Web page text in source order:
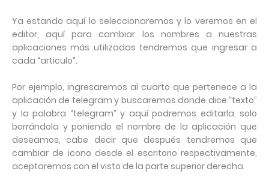
Ya estando aquí lo seleccionaremos y lo veremos en el
editor, aquí para cambiar los nombres a nuestras
aplicaciones más utilizadas tendremos que ingresar a
cada “articulo”.
Por ejemplo, ingresaremos al cuarto que pertenece a la
aplicación de telegram y buscaremos donde dice “texto”
y la palabra “telegram” y aquí podremos editarla, solo
borrándola y poniendo el nombre de la aplicación que
deseamos, cabe decir que después tendremos que
cambiar de icono desde el escritorio respectivamente,
aceptaremos con el visto de la parte superior derecha.